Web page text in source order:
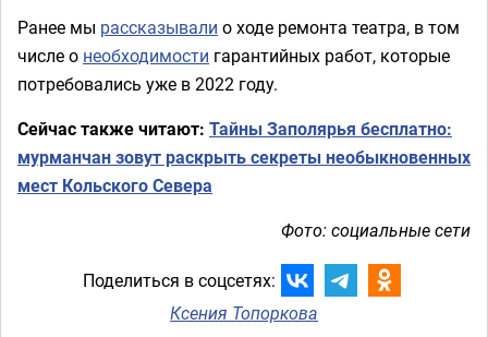
Ранее мы рассказывали о ходе ремонта театра, в том
числе о необходимости гарантийных работ, которые
потребовались уже в 2022 году.
Сейчас также читают: Тайны Заполярья бесплатно:
мурманчан зовут раскрыть секреты необыкновенных
мест Кольского Севера
Фото: социальные сети
Поделиться в соцсетях:
Ксения Топоркова